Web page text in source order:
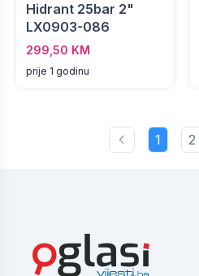
Hidrant 25bar 2"
LX0903-086
299,50 KM
prije 1 godinu
1 2